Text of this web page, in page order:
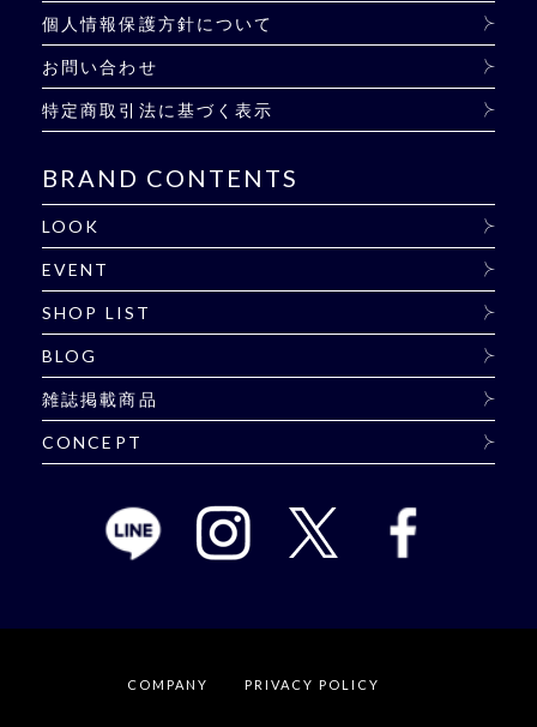
個人情報保護方針について
お問い合わせ
特定商取引法に基づく表示
BRAND CONTENTS
LOOK
EVENT
SHOP LIST
BLOG
雑誌掲載商品
CONCEPT
COMPANY PRIVACY POLICY